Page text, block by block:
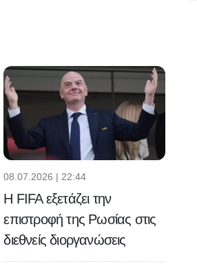
08.07.2026 | 22:44
Η FIFA εξετάζει την
επιστροφή της Ρωσίας στις
διεθνείς διοργανώσεις